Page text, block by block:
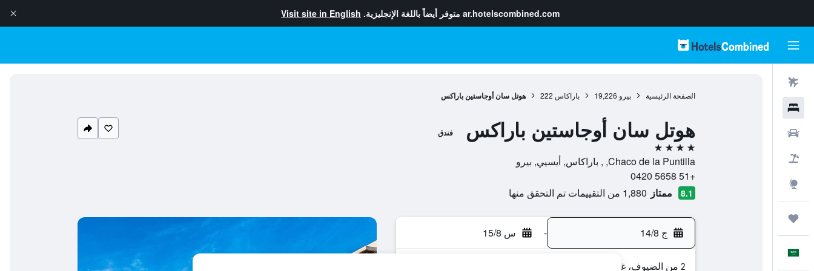
ar.hotelscombined.com متوفر أيضاً باللغة الإنجليزية. Visit site in English
الصفحة الرئيسية بيرو 19,226 باراكاس 222 هوتل سان أوجاستين باراكس
هوتل سان أوجاستين باراكس فندق
4 نجوم
Chaco de la Puntilla, , باراكاس, أيسيي, بيرو
+51 5658 0420
8.1 ممتاز 1,880 من التقييمات تم التحقق منها
ج 14/8 - س 15/8
2 من الضيوف، غرفة واحدة